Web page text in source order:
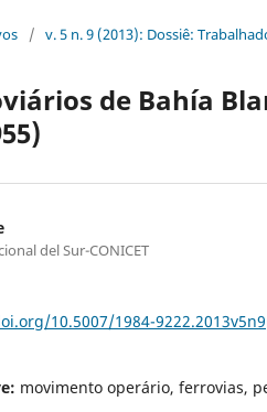
/ v. 5 n. 9 (2013): Dossiê:
de Bahía
del Sur-CONICET
10.5007/1984-
movimento operário, ferrovias,